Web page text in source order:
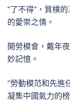
“了不得”，質樸
的愛崇之情。
開勞模會，戴年
妙記憶。
“勞動模范和先進
凝集中國氣力的